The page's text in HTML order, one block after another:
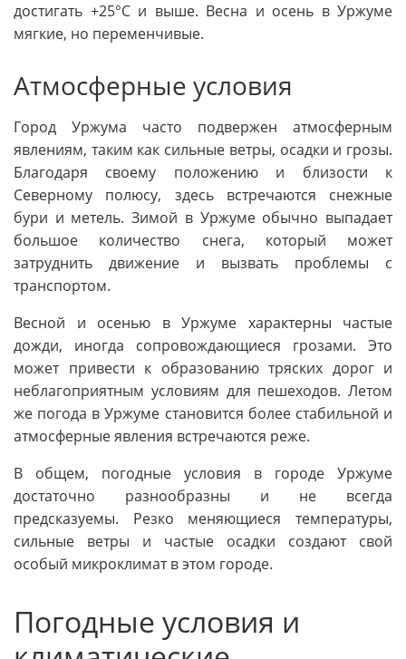
достигать +25°C и выше. Весна и осень в Уржуме
мягкие, но переменчивые.
Атмосферные условия
Город Уржума часто подвержен атмосферным
явлениям, таким как сильные ветры, осадки и грозы.
Благодаря своему положению и близости к
Северному полюсу, здесь встречаются снежные
бури и метель. Зимой в Уржуме обычно выпадает
большое количество снега, который может
затруднить движение и вызвать проблемы с
транспортом.
Весной и осенью в Уржуме характерны частые
дожди, иногда сопровождающиеся грозами. Это
может привести к образованию тряских дорог и
неблагоприятным условиям для пешеходов. Летом
же погода в Уржуме становится более стабильной и
атмосферные явления встречаются реже.
В общем, погодные условия в городе Уржуме
достаточно разнообразны и не всегда
предсказуемы. Резко меняющиеся температуры,
сильные ветры и частые осадки создают свой
особый микроклимат в этом городе.
Погодные условия и